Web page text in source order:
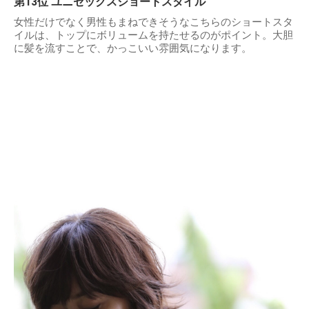
女性だけでなく男性もまねできそうなこちらのショートスタ
イルは、トップにボリュームを持たせるのがポイント。大胆
に髪を流すことで、かっこいい雰囲気になります。